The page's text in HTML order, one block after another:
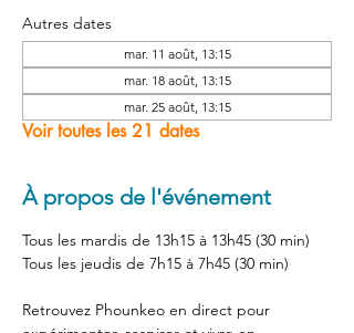
Autres dates
mar. 11 août, 13:15
mar. 18 août, 13:15
mar. 25 août, 13:15
Voir toutes les 21 dates
À propos de l'événement
Tous les mardis de 13h15 à 13h45 (30 min)
Tous les jeudis de 7h15 à 7h45 (30 min)
Retrouvez Phounkeo en direct pour